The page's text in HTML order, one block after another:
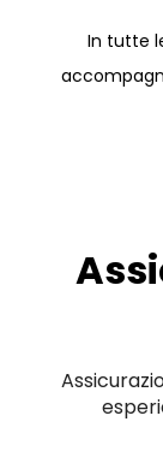
In tutte